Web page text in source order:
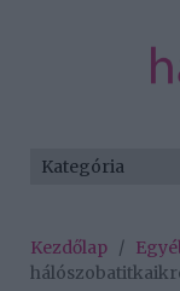
Kezdőlap /